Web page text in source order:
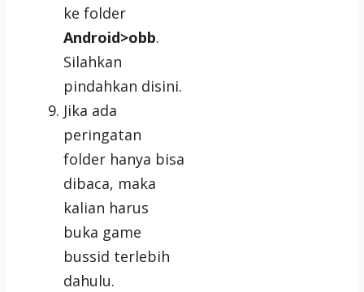
ke folder
Android>obb.
Silahkan
pindahkan disini.
Jika ada
peringatan
folder hanya bisa
dibaca, maka
kalian harus
buka game
bussid terlebih
dahulu.